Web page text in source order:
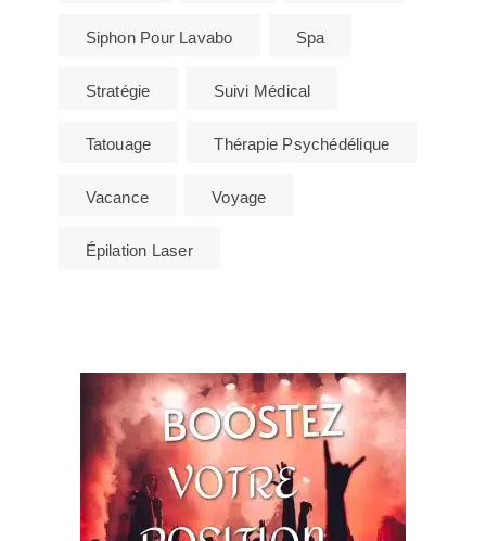
Siphon Pour Lavabo Spa
Stratégie Suivi Médical
Tatouage Thérapie Psychédélique
Vacance Voyage
Épilation Laser